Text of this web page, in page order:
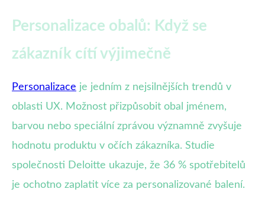
Personalizace obalů: Když se
zákazník cítí výjimečně
Personalizace je jedním z nejsilnějších trendů v
oblasti UX. Možnost přizpůsobit obal jménem,
barvou nebo speciální zprávou významně zvyšuje
hodnotu produktu v očích zákazníka. Studie
společnosti Deloitte ukazuje, že 36 % spotřebitelů
je ochotno zaplatit více za personalizované balení.